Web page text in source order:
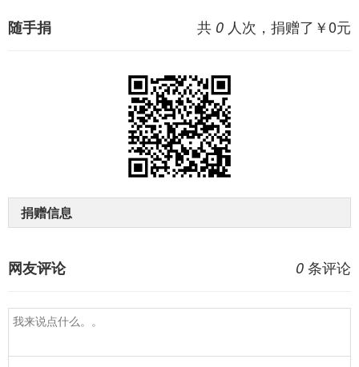
共 0 人次，捐赠了￥0元
随手捐
捐赠信息
0 条评论
网友评论